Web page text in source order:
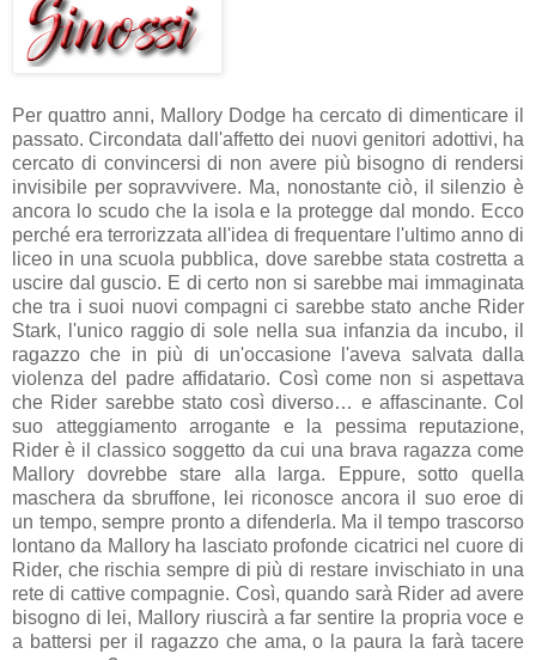
Per quattro anni, Mallory Dodge ha cercato di dimenticare il
passato. Circondata dall'affetto dei nuovi genitori adottivi, ha
cercato di convincersi di non avere più bisogno di rendersi
invisibile per sopravvivere. Ma, nonostante ciò, il silenzio è
ancora lo scudo che la isola e la protegge dal mondo. Ecco
perché era terrorizzata all'idea di frequentare l'ultimo anno di
liceo in una scuola pubblica, dove sarebbe stata costretta a
uscire dal guscio. E di certo non si sarebbe mai immaginata
che tra i suoi nuovi compagni ci sarebbe stato anche Rider
Stark, l'unico raggio di sole nella sua infanzia da incubo, il
ragazzo che in più di un'occasione l'aveva salvata dalla
violenza del padre affidatario. Così come non si aspettava
che Rider sarebbe stato così diverso… e affascinante. Col
suo atteggiamento arrogante e la pessima reputazione,
Rider è il classico soggetto da cui una brava ragazza come
Mallory dovrebbe stare alla larga. Eppure, sotto quella
maschera da sbruffone, lei riconosce ancora il suo eroe di
un tempo, sempre pronto a difenderla. Ma il tempo trascorso
lontano da Mallory ha lasciato profonde cicatrici nel cuore di
Rider, che rischia sempre di più di restare invischiato in una
rete di cattive compagnie. Così, quando sarà Rider ad avere
bisogno di lei, Mallory riuscirà a far sentire la propria voce e
a battersi per il ragazzo che ama, o la paura la farà tacere